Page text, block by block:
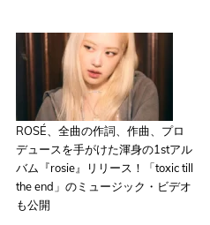
ROSÉ、全曲の作詞、作曲、プロ
デュースを手がけた渾身の1stアル
バム『rosie』リリース！「toxic till
the end」のミュージック・ビデオ
も公開